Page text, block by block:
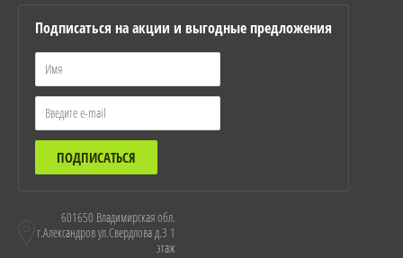
Подписаться на акции и выгодные предложения
ПОДПИСАТЬСЯ
601650 Владимирская обл.
г.Александров ул.Свердлова д.3 1
этаж